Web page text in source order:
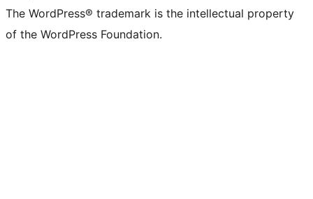
The WordPress® trademark is the intellectual property
of the WordPress Foundation.